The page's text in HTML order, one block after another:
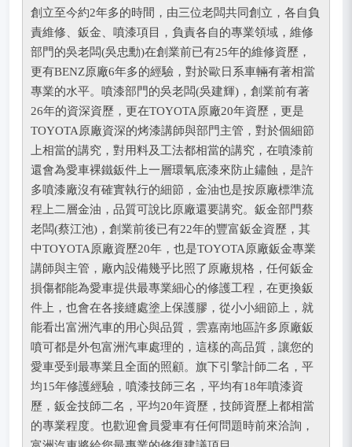
創立至今約2年多的時間，由三位老闆共同創立，各自負
責維修、鈑金、噴漆項目，負責各自的專業領域，維修
部門的吳老闆(吳忠勳)在創業前已有25年的維修資歷，
更有BENZ原廠6年多的經驗，對於歐日系車輛有著相當
專業的水平。噴漆部門的吳老闆(吳建輝)，創業前有著
26年的資深資歷，更在TOYOTA原廠20年資歷，更是
TOYOTA原廠資深的烤漆講師與部門主管，對於個細節
上相當的講究，對用料及工法都相當的講究，在噴漆前
還會為愛車裸鐵鈑件上一層環氧底漆來防止鏽蝕，是許
多噴漆廠沒有確實執行的細節，金油也是按原廠標準流
程上二層金油，品質可說比原廠還要講究。鈑金部門蔡
老闆(蔡江池)，創業前後已有22年的豐富鈑金資歷，其
中TOYOTA原廠資歷20年，也是TOYOTA原廠鈑金專業
講師與主管，廠內設備幾乎比照了原廠規格，任何鈑金
損傷都能為愛車提供最專業細心的修護工程，在更換鈑
件上，也會在各接縫處塗上保護膠，從小小細節上，就
能看出富洲汽車的用心與品質，雲嘉南地區許多原廠鈑
噴可都是外包富洲汽車處理的，這樣的高品質，讓您的
愛車受到最專業且全面的照顧。旗下引擎計師二名，平
均15年修護經驗，噴漆技師三名，平均有18年噴漆資
歷，鈑金技師二名，平均20年資歷，技師資歷上都相當
的專業程度。也歡迎會員愛車有任何問題時前來洽詢，